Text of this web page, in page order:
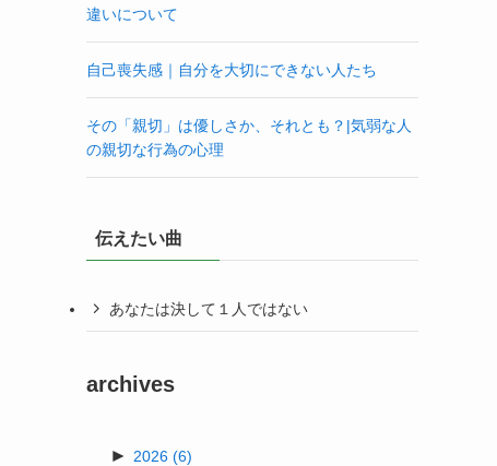
違いについて
自己喪失感｜自分を大切にできない人たち
その「親切」は優しさか、それとも？|気弱な人
の親切な行為の心理
伝えたい曲
あなたは決して１人ではない
archives
► 2026 (6)